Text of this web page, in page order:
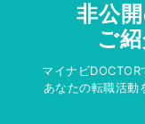
非公
ご
マイナビ
あなたの転職活動